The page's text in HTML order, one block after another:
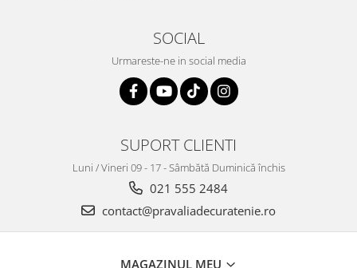
SOCIAL
Urmareste-ne in social media
SUPORT CLIENTI
Luni / Vineri 09 - 17 - Sâmbătă Duminică închis
021 555 2484
contact@pravaliadecuratenie.ro
MAGAZINUL MEU